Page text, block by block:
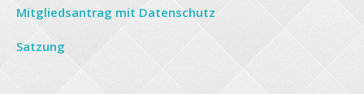
Mitgliedsantrag mit Datenschutz
Satzung